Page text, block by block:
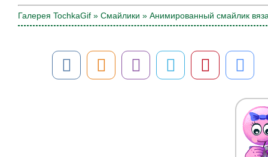
Галерея TochkaGif » Смайлики » Анимированный смайлик